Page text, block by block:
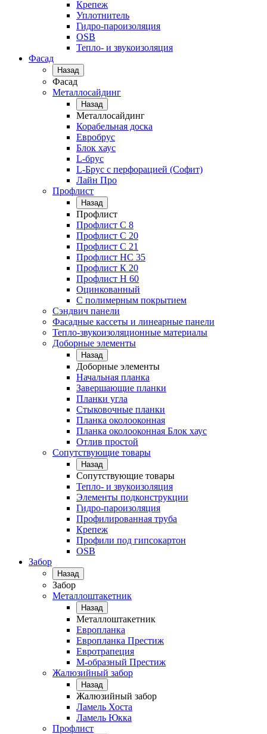
Крепеж
Уплотнитель
Гидро-пароизоляция
OSB
Тепло- и звукоизоляция
Фасад
Назад
Фасад
Металлосайдинг
Назад
Металлосайдинг
Корабельная доска
Евробрус
Блок хаус
L-брус
L-Брус с перфорацией (Софит)
Лайн Про
Профлист
Назад
Профлист
Профлист С 8
Профлист С 20
Профлист C 21
Профлист НС 35
Профлист К 20
Профлист Н 60
Оцинкованный
С полимерным покрытием
Сэндвич панели
Фасадные кассеты и линеарные панели
Тепло-звукоизоляционные материалы
Доборные элементы
Назад
Доборные элементы
Начальная планка
Завершающие планки
Планки угла
Стыковочные планки
Планка околооконная
Планка околооконная Блок хаус
Отлив простой
Сопутствующие товары
Назад
Сопутствующие товары
Тепло- и звукоизоляция
Элементы подконструкции
Гидро-пароизоляция
Профилированная труба
Крепеж
Профили под гипсокартон
OSB
Забор
Назад
Забор
Металлоштакетник
Назад
Металлоштакетник
Европланка
Европланка Престиж
Евротрапеция
М-образный Престиж
Жалюзийный забор
Назад
Жалюзийный забор
Ламель Хоста
Ламель Юкка
Профлист